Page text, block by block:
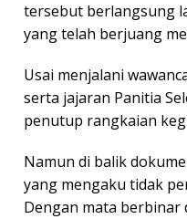
tersebut berlangsung
yang telah berjuang
Usai menjalani
serta jajaran Panitia
penutup rangkaian
Namun di balik
yang mengaku tidak
Dengan mata berbinar